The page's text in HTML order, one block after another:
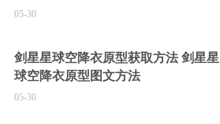
05-30
剑星星球空降衣原型获取方法 剑星星
球空降衣原型图文方法
05-30